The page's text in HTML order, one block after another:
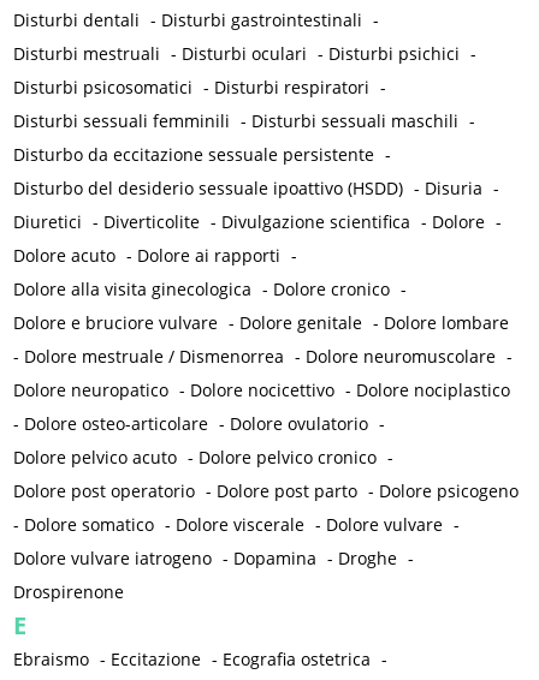
Disturbi dentali - Disturbi gastrointestinali -
Disturbi mestruali - Disturbi oculari - Disturbi psichici -
Disturbi psicosomatici - Disturbi respiratori -
Disturbi sessuali femminili - Disturbi sessuali maschili -
Disturbo da eccitazione sessuale persistente -
Disturbo del desiderio sessuale ipoattivo (HSDD) - Disuria -
Diuretici - Diverticolite - Divulgazione scientifica - Dolore -
Dolore acuto - Dolore ai rapporti -
Dolore alla visita ginecologica - Dolore cronico -
Dolore e bruciore vulvare - Dolore genitale - Dolore lombare
- Dolore mestruale / Dismenorrea - Dolore neuromuscolare -
Dolore neuropatico - Dolore nocicettivo - Dolore nociplastico
- Dolore osteo-articolare - Dolore ovulatorio -
Dolore pelvico acuto - Dolore pelvico cronico -
Dolore post operatorio - Dolore post parto - Dolore psicogeno
- Dolore somatico - Dolore viscerale - Dolore vulvare -
Dolore vulvare iatrogeno - Dopamina - Droghe -
Drospirenone
E
Ebraismo - Eccitazione - Ecografia ostetrica -